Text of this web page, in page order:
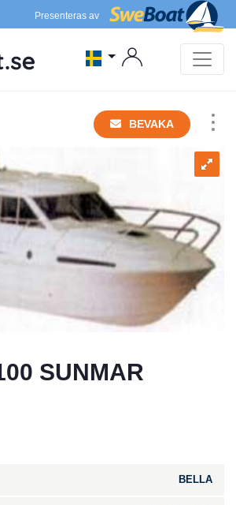
Presenteras av
BEVAKA
SUNMAR
BELLA